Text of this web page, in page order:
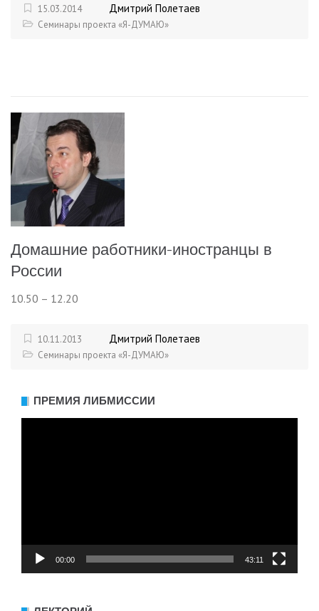
15.03.2014 Дмитрий Полетаев
Семинары проекта «Я-ДУМАЮ»
Домашние работники-иностранцы в
России
10.50 – 12.20
10.11.2013 Дмитрий Полетаев
Семинары проекта «Я-ДУМАЮ»
ПРЕМИЯ ЛИБМИССИИ
00:00 43:11